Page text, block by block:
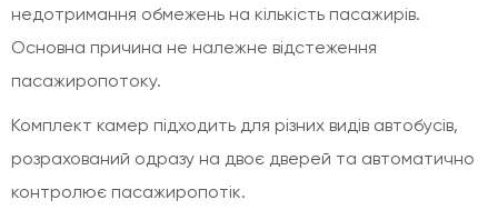
недотримання обмежень на кількість пасажирів.
Основна причина не належне відстеження
пасажиропотоку.
Комплект камер підходить для різних видів автобусів,
розрахований одразу на двоє дверей та автоматично
контролює пасажиропотік.